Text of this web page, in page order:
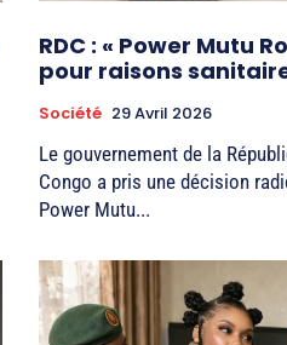
RDC : « Power Mutu
pour raisons
Société 29 Avril 2026
Le gouvernement de la
Congo a pris une décision
Power Mutu...